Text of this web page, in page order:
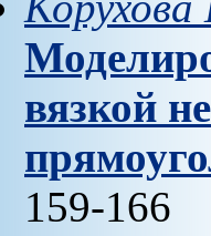
вязкой
159-166